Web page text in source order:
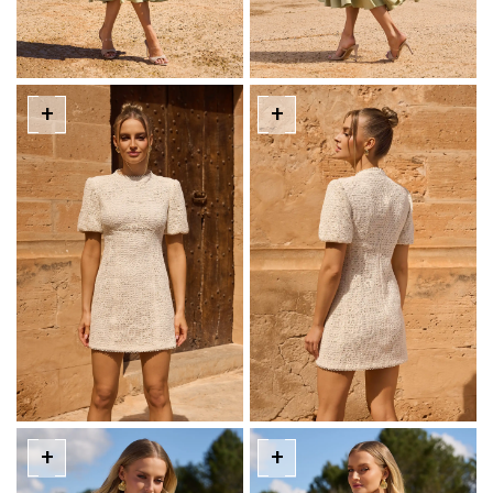
+ +
+ +